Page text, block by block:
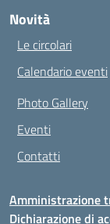
Novità
Le circolari
Calendario eventi
Photo Gallery
Eventi
Contatti
Amministrazione
Dichiarazione di